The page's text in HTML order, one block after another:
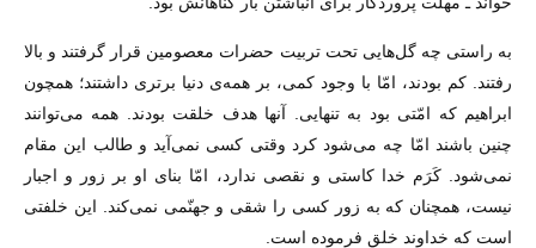
به راستى چه گل‌هایى تحت تربیت حضرات معصومین قرار گرفتند و بالا
رفتند. کم بودند، امّا با وجود کمى، بر همه‌ى دنیا برترى داشتند؛ همچون
ابراهیم که امّتى بود به تنهایى. آنها هدف خلقت بودند. همه مى‌توانند
چنین باشند امّا چه مى‌شود کرد وقتى کسى نمى‌آید و طالب این مقام
نمى‌شود. کَرَم خدا کاستى و نقصى ندارد، امّا بناى او بر زور و اجبار
نیست، همچنان که به زور کسى را شقى و جهنّمى نمى‌کند. این خلفتى
است که خداوند خلق فرموده است.